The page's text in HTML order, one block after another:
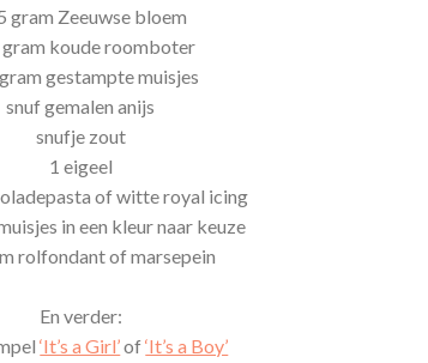
gram Zeeuwse bloem
gram koude roomboter
gestampte muisjes
snuf gemalen anijs
snufje zout
1 eigeel
of witte royal icing
in een kleur naar keuze
rolfondant of marsepein
En verder:
‘It’s a Girl’of‘It’s a Boy’